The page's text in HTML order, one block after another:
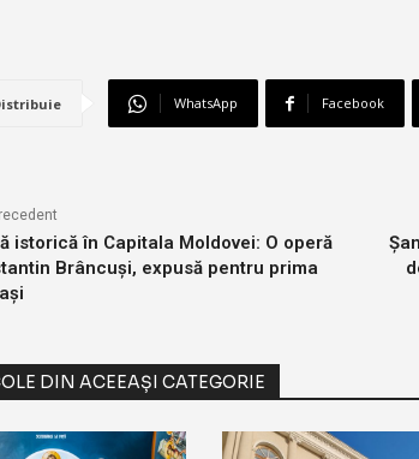
WhatsApp Facebook
istorică în Capitala Moldovei: O operă
Brâncuși, expusă pentru prima
DIN ACEEAȘI CATEGORIE